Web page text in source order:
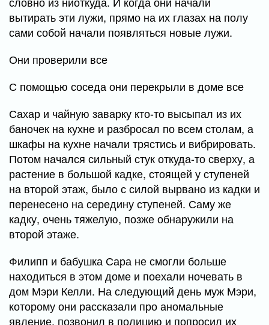
вытирать эти лужи, прямо на их глазах на полу
сами собой начали появляться новые лужи.
Они проверили все
С помощью соседа они перекрыли в доме все
Сахар и чайную заварку кто-то высыпал из их
баночек на кухне и разбросал по всем столам, а
шкафы на кухне начали трястись и вибрировать.
Потом начался сильный стук откуда-то сверху, а
растение в большой кадке, стоящей у ступеней
на второй этаж, было с силой вырвано из кадки и
перенесено на середину ступеней. Саму же
кадку, очень тяжелую, позже обнаружили на
второй этаже.
Филипп и бабушка Сара не смогли больше
находиться в этом доме и поехали ночевать в
дом Мэри Келли. На следующий день муж Мэри,
которому они рассказали про аномальные
явление, позвонил в полицию и попросил их